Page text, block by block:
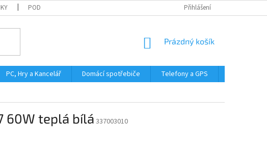
PODMÍNKY OCHRANY OSOBNÍCH ÚDAJŮ Přihlášení
NÁKUPNÍ
Prázdný košík
PC, Hry a Kancelář Domácí spotřebiče Telefony a GPS
60W teplá bílá 337003010